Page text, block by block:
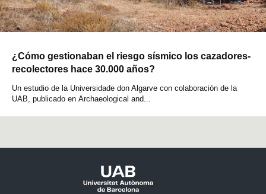
¿Cómo gestionaban el riesgo sísmico los cazadores-
recolectores hace 30.000 años?
Un estudio de la Universidade don Algarve con colaboración de la
UAB, publicado en Archaeological and...